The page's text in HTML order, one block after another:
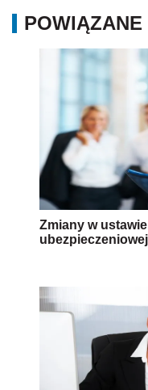
POWIĄZANE
Zmiany w